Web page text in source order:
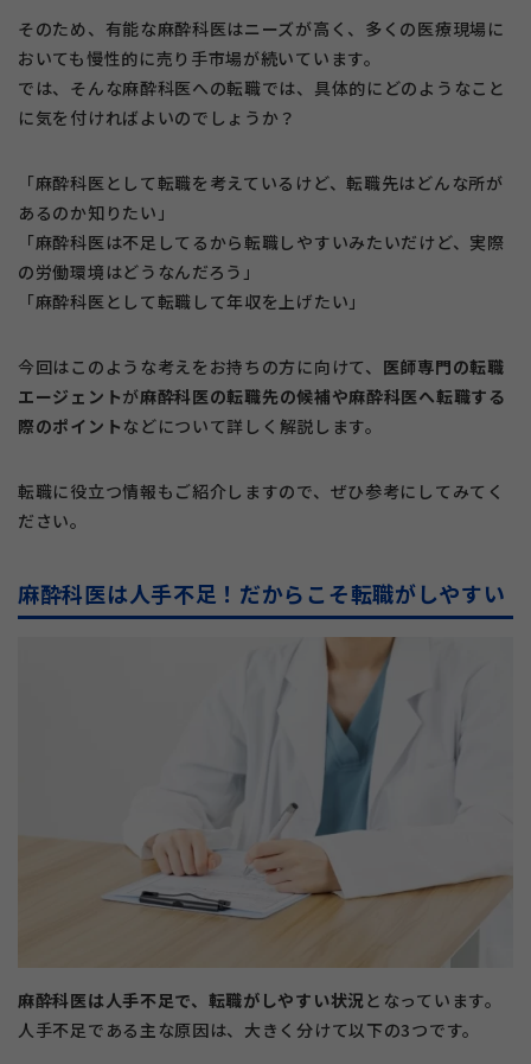
そのため、有能な麻酔科医はニーズが高く、多くの医療現場に
おいても慢性的に売り手市場が続いています。
では、そんな麻酔科医への転職では、具体的にどのようなこと
に気を付ければよいのでしょうか？
「麻酔科医として転職を考えているけど、転職先はどんな所が
あるのか知りたい」
「麻酔科医は不足してるから転職しやすいみたいだけど、実際
の労働環境はどうなんだろう」
「麻酔科医として転職して年収を上げたい」
今回はこのような考えをお持ちの方に向けて、 医師専門の転職
エージェントが麻酔科医の転職先の候補や麻酔科医へ転職する
際のポイント などについて詳しく解説します。
転職に役立つ情報もご紹介しますので、ぜひ参考にしてみてく
ださい。
麻酔科医は人手不足！だからこそ転職がしやすい
麻酔科医は人手不足で、転職がしやすい状況となっています。
人手不足である主な原因は、大きく分けて以下の3つです。